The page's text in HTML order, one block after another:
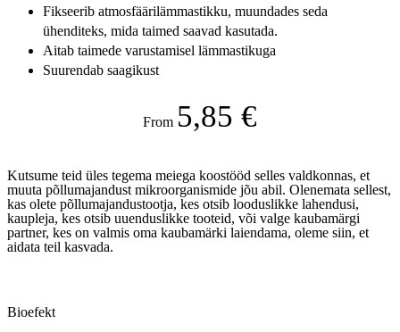
Fikseerib atmosfäärilämmastikku, muundades seda
ühenditeks, mida taimed saavad kasutada.
Aitab taimede varustamisel lämmastikuga
Suurendab saagikust
From 5,85 €
Kutsume teid üles tegema meiega koostööd selles valdkonnas, et
muuta põllumajandust mikroorganismide jõu abil. Olenemata sellest,
kas olete põllumajandustootja, kes otsib looduslikke lahendusi,
kaupleja, kes otsib uuenduslikke tooteid, või valge kaubamärgi
partner, kes on valmis oma kaubamärki laiendama, oleme siin, et
aidata teil kasvada.
Bioefekt